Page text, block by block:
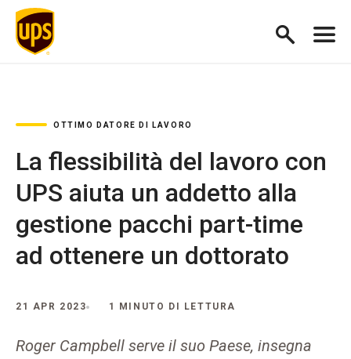
OTTIMO DATORE DI LAVORO
La flessibilità del lavoro con
UPS aiuta un addetto alla
gestione pacchi part-time
ad ottenere un dottorato
21 APR 2023 1 MINUTO DI LETTURA
Roger Campbell serve il suo Paese, insegna